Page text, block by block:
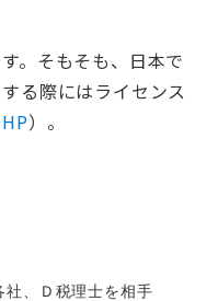
。そもそも、日本で
る際にはライセンス
）。
、Ｄ税理士を相手